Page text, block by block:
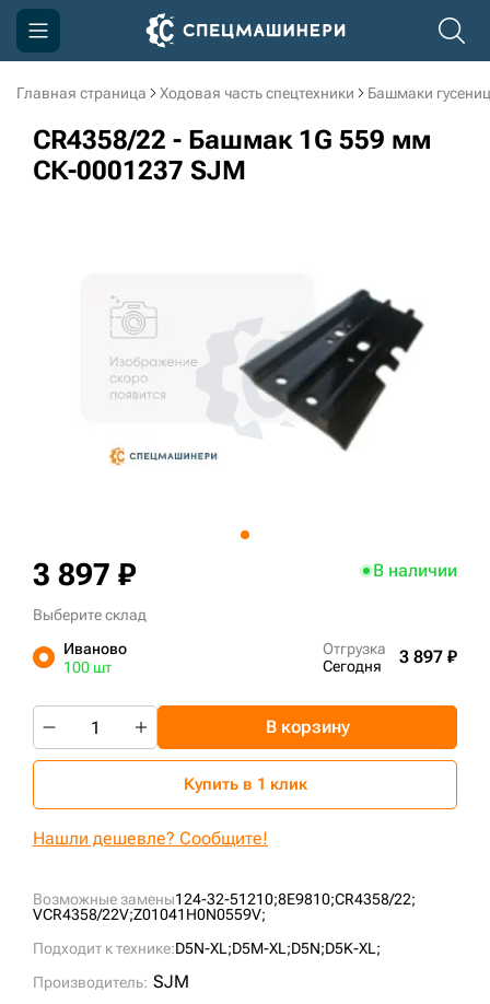
Главная страница Ходовая часть спецтехники Башмаки гусениц
CR4358/22 - Башмак 1G 559 мм
СК-0001237 SJM
Возможные замены124-32-51210;8E9810;CR4358/22;
VCR4358/22V;Z01041H0N0559V;
Подходит к технике:D5N-XL;D5M-XL;D5N;D5K-XL;
Производитель: SJM
3 897 ₽ В наличии
Выберите склад
Иваново
100 шт
Отгрузка
Сегодня
3 897 ₽
В корзину
Купить в 1 клик
Нашли дешевле? Сообщите!
Компания
Акции
3D тур по производству
3D тур по складам
sksale@skdst.ru